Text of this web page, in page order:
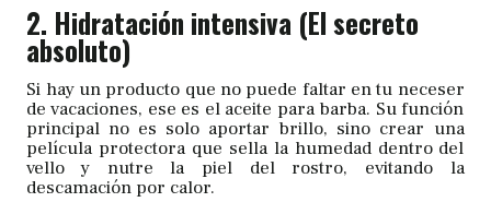
2. Hidratación intensiva (El secreto
absoluto)
Si hay un producto que no puede faltar en tu neceser
de vacaciones, ese es el aceite para barba. Su función
principal no es solo aportar brillo, sino crear una
película protectora que sella la humedad dentro del
vello y nutre la piel del rostro, evitando la
descamación por calor.